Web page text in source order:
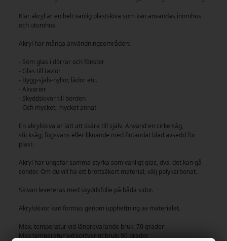
Klar akryl är en helt vanlig plastskiva som kan användas inomhus
och utomhus.
Akryl har många användningsområden:
- Som glas i dörrar och fönster
- Glas till tavlor
- Bygg-själv-hyllor, lådor etc.
- Akvarier
- Skyddskivor till borden
- Och mycket, mycket annat
En akrylskiva är lätt att skära till själv. Använd en cirkelsåg,
sticksåg, fogsvans eller liknande med fintandat blad avsedd för
plast.
Akryl har ungefär samma styrka som vanligt glas, dvs. det kan gå
sönder. Om du vill ha ett brottsäkert material, välj polykarbonat.
Skivan levereras med skyddsfolie på båda sidor.
Akrylskivor kan formas genom upphettning av materialet.
Max. temperatur vid längrevarande bruk: 70 grader
Max temperatur vid kortvarigt bruk: 90 grader